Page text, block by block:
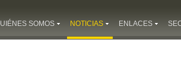
SOMOS NOTICIAS ENLACES